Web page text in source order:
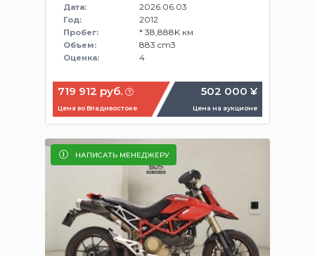
Дата: 2026.06.03
Год: 2012
Пробег: * 38,888K км
Объем: 883 cm3
Оценка: 4
719 912 руб.
Цена во Владивостоке
502 000 ¥
Цена на аукционе
НАПИСАТЬ МЕНЕДЖЕРУ